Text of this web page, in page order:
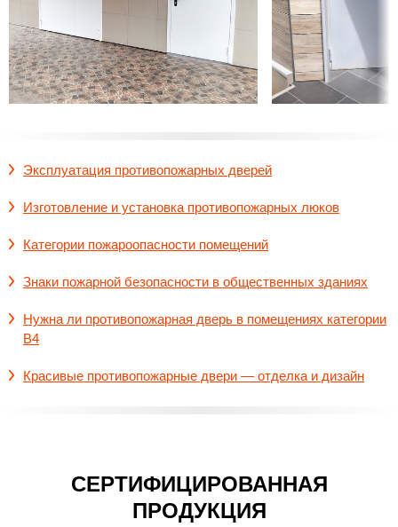
Эксплуатация противопожарных дверей
Изготовление и установка противопожарных люков
Категории пожароопасности помещений
Знаки пожарной безопасности в общественных зданиях
Нужна ли противопожарная дверь в помещениях категории
В4
Красивые противопожарные двери — отделка и дизайн
СЕРТИФИЦИРОВАННАЯ
ПРОДУКЦИЯ